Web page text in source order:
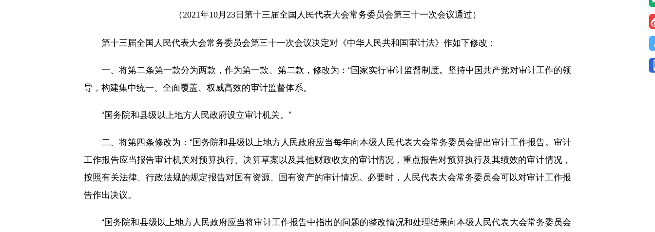
（2021年10月23日第十三届全国人民代表大会常务委员会第三十一次会议通过）
第十三届全国人民代表大会常务委员会第三十一次会议决定对《中华人民共和国审计法》作如下修改：
一、将第二条第一款分为两款，作为第一款、第二款，修改为：“国家实行审计监督制度。坚持中国共产党对审计工作的领
导，构建集中统一、全面覆盖、权威高效的审计监督体系。
“国务院和县级以上地方人民政府设立审计机关。”
二、将第四条修改为：“国务院和县级以上地方人民政府应当每年向本级人民代表大会常务委员会提出审计工作报告。审计
工作报告应当报告审计机关对预算执行、决算草案以及其他财政收支的审计情况，重点报告对预算执行及其绩效的审计情况，
按照有关法律、行政法规的规定报告对国有资源、国有资产的审计情况。必要时，人民代表大会常务委员会可以对审计工作报
告作出决议。
“国务院和县级以上地方人民政府应当将审计工作报告中指出的问题的整改情况和处理结果向本级人民代表大会常务委员会